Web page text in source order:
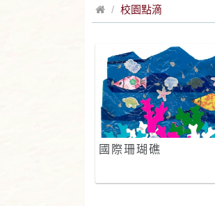
校園點滴
國際珊瑚礁